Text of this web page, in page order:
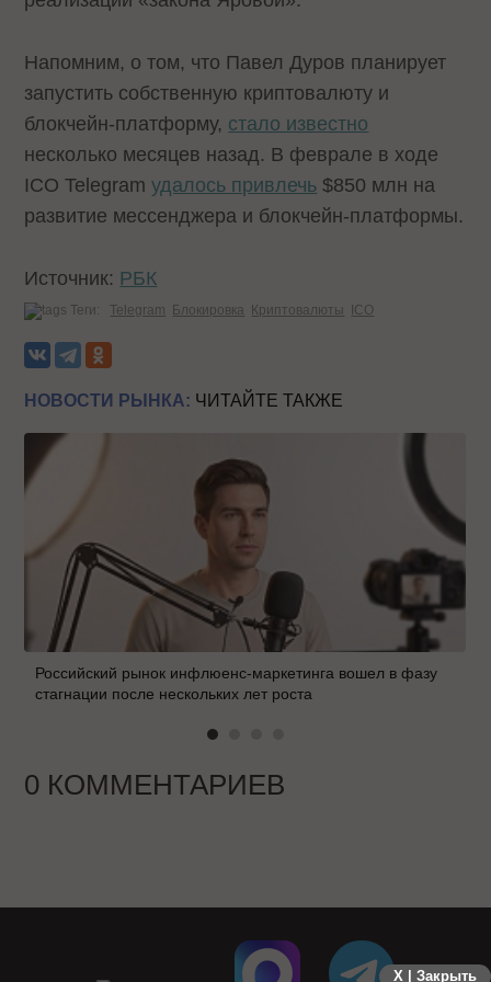
Напомним, о том, что Павел Дуров планирует
запустить собственную криптовалюту и
блокчейн-платформу, стало известно
несколько месяцев назад. В феврале в ходе
ICO Telegramудалось привлечь $850 млн на
развитие мессенджера и блокчейн-платформы.
Источник: РБК
Теги: Telegram Блокировка Криптовалюты ICO
НОВОСТИ РЫНКА: ЧИТАЙТЕ ТАКЖЕ
Российский рынок инфлюенс-маркетинга вошел в фазу
стагнации после нескольких лет роста
0 КОММЕНТАРИЕВ
X | Закрыть